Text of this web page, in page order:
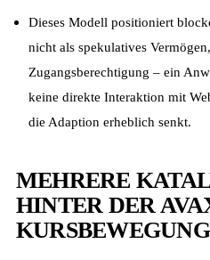
Dieses Modell positioniert
nicht als spekulatives
Zugangsberechtigung – ein
keine direkte Interaktion mit
die Adaption erheblich senkt.
MEHRERE
HINTER DER
KURSBEWEGUNG